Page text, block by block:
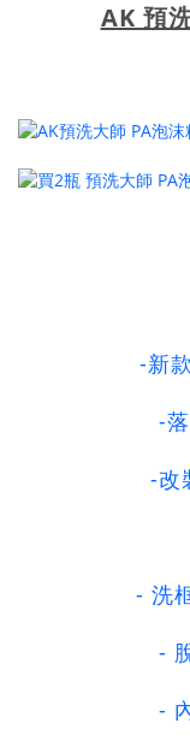
AK 預
-新
-
-改
- 洗
-
-